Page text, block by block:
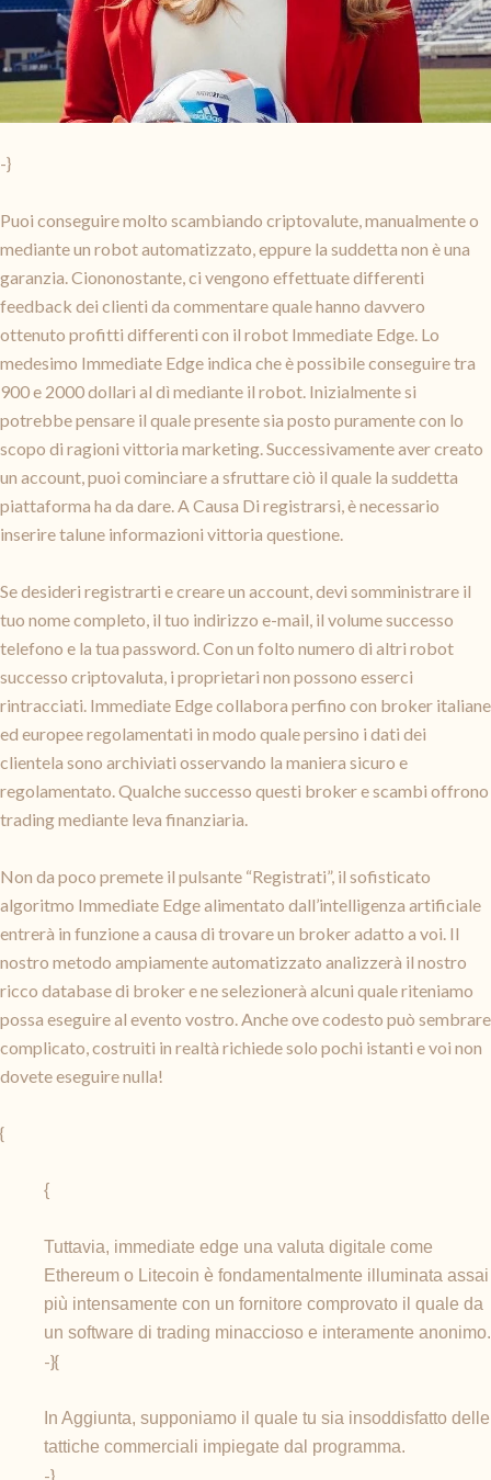
-}
Puoi conseguire molto scambiando criptovalute, manualmente o
mediante un robot automatizzato, eppure la suddetta non è una
garanzia. Ciononostante, ci vengono effettuate differenti
feedback dei clienti da commentare quale hanno davvero
ottenuto profitti differenti con il robot Immediate Edge. Lo
medesimo Immediate Edge indica che è possibile conseguire tra
900 e 2000 dollari al dì mediante il robot. Inizialmente si
potrebbe pensare il quale presente sia posto puramente con lo
scopo di ragioni vittoria marketing. Successivamente aver creato
un account, puoi cominciare a sfruttare ciò il quale la suddetta
piattaforma ha da dare. A Causa Di registrarsi, è necessario
inserire talune informazioni vittoria questione.
Se desideri registrarti e creare un account, devi somministrare il
tuo nome completo, il tuo indirizzo e-mail, il volume successo
telefono e la tua password. Con un folto numero di altri robot
successo criptovaluta, i proprietari non possono esserci
rintracciati. Immediate Edge collabora perfino con broker italiane
ed europee regolamentati in modo quale persino i dati dei
clientela sono archiviati osservando la maniera sicuro e
regolamentato. Qualche successo questi broker e scambi offrono
trading mediante leva finanziaria.
Non da poco premete il pulsante “Registrati”, il sofisticato
algoritmo Immediate Edge alimentato dall’intelligenza artificiale
entrerà in funzione a causa di trovare un broker adatto a voi. Il
nostro metodo ampiamente automatizzato analizzerà il nostro
ricco database di broker e ne selezionerà alcuni quale riteniamo
possa eseguire al evento vostro. Anche ove codesto può sembrare
complicato, costruiti in realtà richiede solo pochi istanti e voi non
dovete eseguire nulla!
{
{
Tuttavia, immediate edge una valuta digitale come
Ethereum o Litecoin è fondamentalmente illuminata assai
più intensamente con un fornitore comprovato il quale da
un software di trading minaccioso e interamente anonimo.
-}{
In Aggiunta, supponiamo il quale tu sia insoddisfatto delle
tattiche commerciali impiegate dal programma.
-}